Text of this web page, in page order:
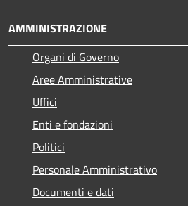
AMMINISTRAZIONE
Organi di Governo
Aree Amministrative
Uffici
Enti e fondazioni
Politici
Personale Amministrativo
Documenti e dati